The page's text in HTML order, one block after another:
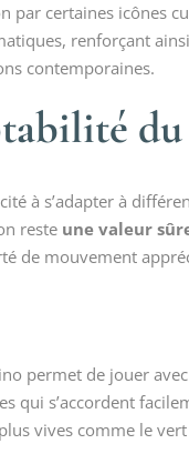
par certaines icônes
renforçant
contemporaines.
à s’adapter à
reste une valeur
de mouvement
permet de jouer
qui s’accordent
vives comme le